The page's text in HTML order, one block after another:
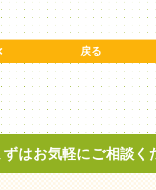
戻る
ずはお気軽にご相談く